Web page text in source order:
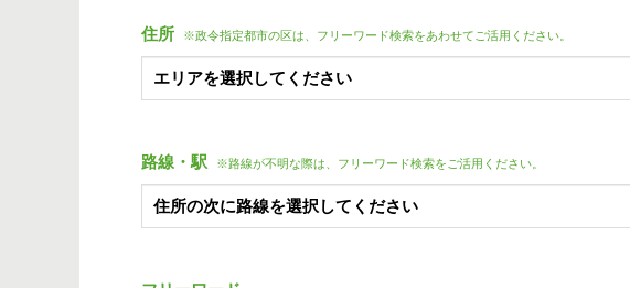
住所 ※政令指定都市の区は、フリーワード検索をあわせてご活用ください。
路線・駅 ※路線が不明な際は、フリーワード検索をご活用ください。